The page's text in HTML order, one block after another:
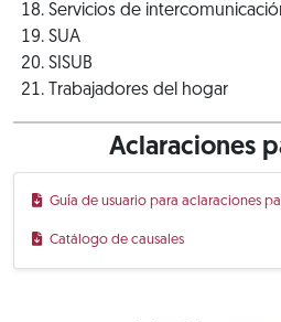
Servicios de
SUA
SISUB
Trabajadores del hogar
Aclaraciones
Guía de usuario para aclaraciones
Catálogo de causales